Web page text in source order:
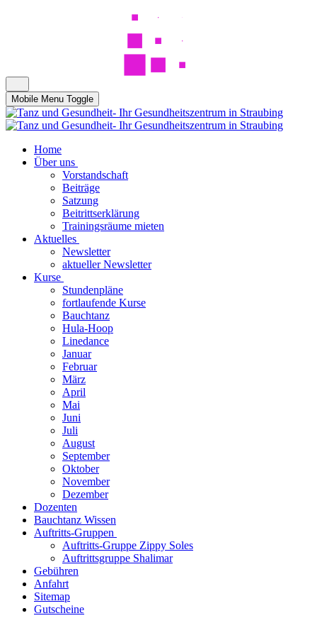
Mobile Menu Toggle
Home
Über uns
Vorstandschaft
Beiträge
Satzung
Beitrittserklärung
Trainingsräume mieten
Aktuelles
Newsletter
aktueller Newsletter
Kurse
Stundenpläne
fortlaufende Kurse
Bauchtanz
Hula-Hoop
Linedance
Januar
Februar
März
April
Mai
Juni
Juli
August
September
Oktober
November
Dezember
Dozenten
Bauchtanz Wissen
Auftritts-Gruppen
Auftritts-Gruppe Zippy Soles
Auftrittsgruppe Shalimar
Gebühren
Anfahrt
Sitemap
Gutscheine